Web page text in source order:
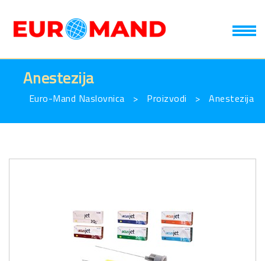
Anestezija
Euro-Mand Naslovnica > Proizvodi > Anestezija